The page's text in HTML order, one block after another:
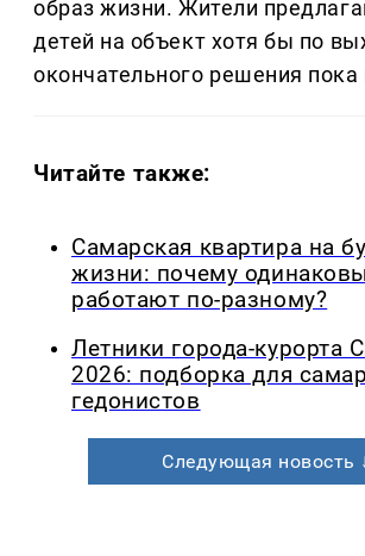
образ жизни. Жители
детей на объект хотя бы по
окончательного решения пока
Читайте также:
Самарская квартира на
жизни: почему
работают по-разному?
Летники города-курорта
2026: подборка для
гедонистов
Следующая новость